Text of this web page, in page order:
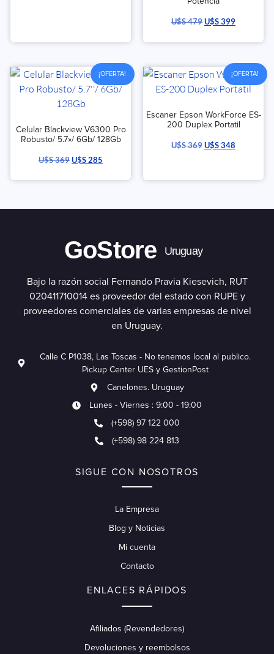
U$S479U$S399
¡OFERTA!
Celular Blackview V6300 Pro
Robusto/ 5.7»/ 6Gb/ 128Gb
U$S369U$S285
¡OFERTA!
Escaner Epson WorkForce ES-
200 Duplex Portatil
U$S369U$S348
GoStore Uruguay
Bajo la razón social Fernando Pravia Kiesevich, RUT
020411710014 es proveedor del estado con RUPE y
proveedores comerciales de varias empresas de nivel
en Uruguay.
Calle C P1038, Las Toscas - No tenemos local al publico.
Pickup Center UES y GestionPost
Canelones. Uruguay
Lunes - Viernes : 9:00 - 19:00
(+598) 97 122 000
(+598) 98 224 813
SIGUE CON NOSOTROS
La Empresa
Blog y Noticias
Mi cuenta
Contacto
ENLACES RÁPIDOS
Afiliados (Revendedores)
Devoluciones y reembolsos